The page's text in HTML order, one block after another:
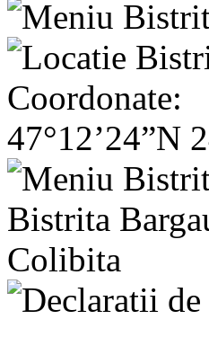
Coordonate:
47°12’24”N
Bistrita
Colibita